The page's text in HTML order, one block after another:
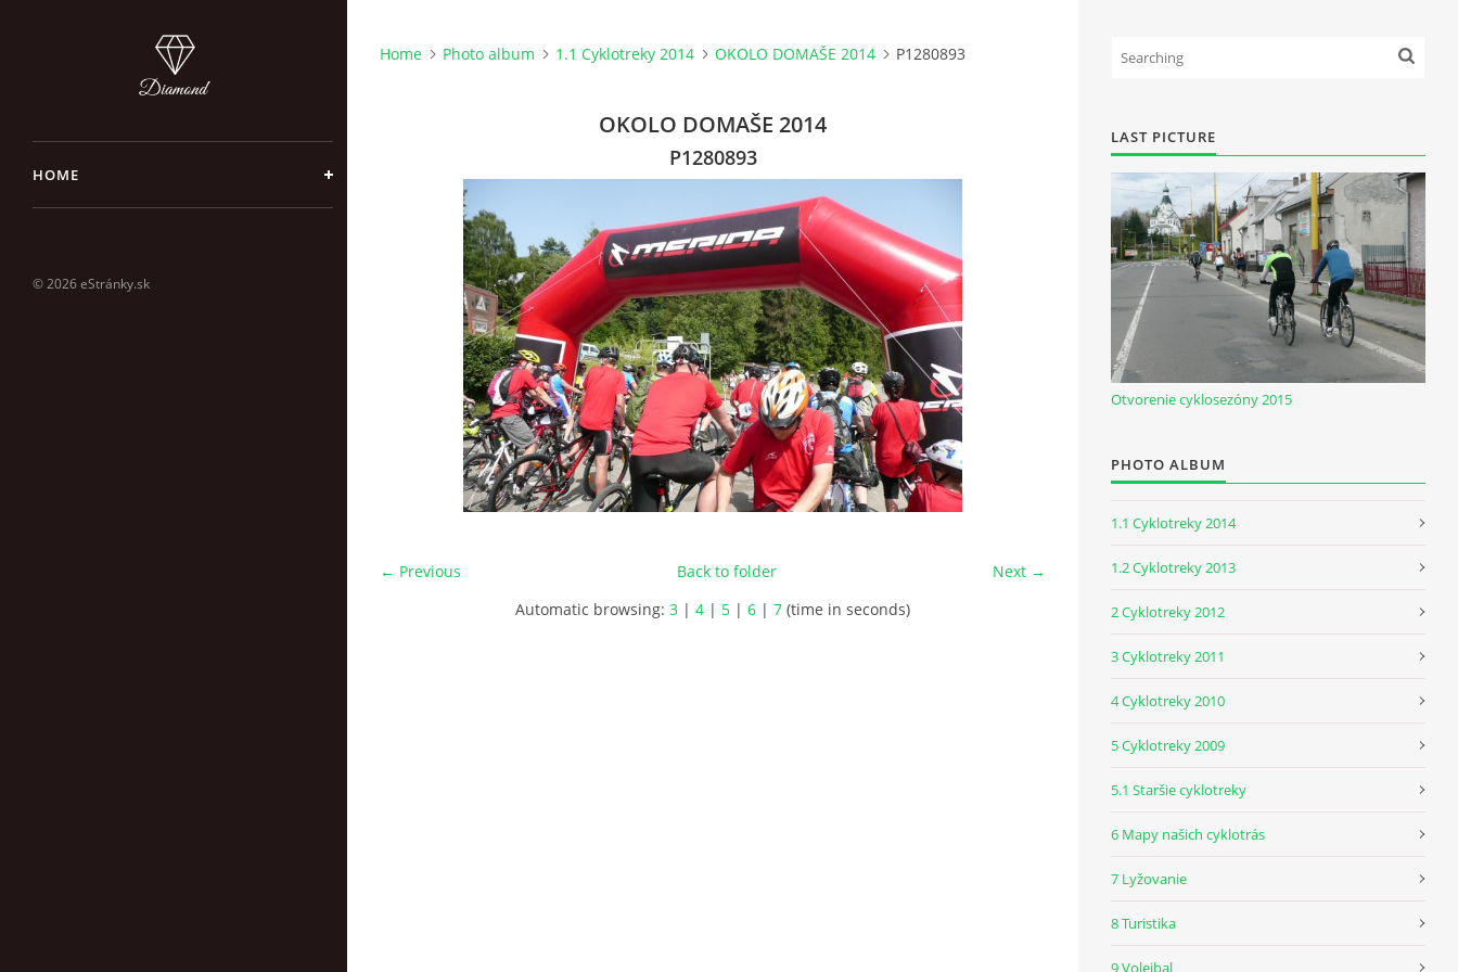
HOME
© 2026 eStránky.sk
Home Photo album 1.1 Cyklotreky 2014 OKOLO DOMAŠE 2014 P1280893
OKOLO DOMAŠE 2014
P1280893
← Previous Next →
Back to folder
Automatic browsing: 3 | 4 | 5 | 6 | 7 (time in seconds)
LAST PICTURE
Otvorenie cyklosezóny 2015
PHOTO ALBUM
1.1 Cyklotreky 2014
1.2 Cyklotreky 2013
2 Cyklotreky 2012
3 Cyklotreky 2011
4 Cyklotreky 2010
5 Cyklotreky 2009
5.1 Staršie cyklotreky
6 Mapy našich cyklotrás
7 Lyžovanie
8 Turistika
9 Volejbal